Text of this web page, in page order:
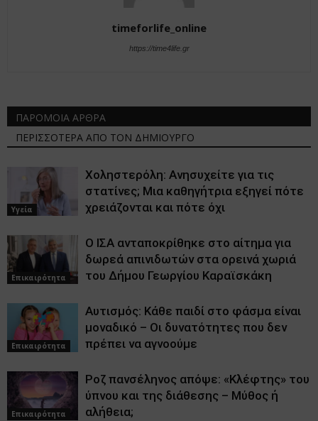
timeforlife_online
https://time4life.gr
ΠΑΡΟΜΟΙΑ ΑΡΘΡΑ
ΠΕΡΙΣΣΟΤΕΡΑ ΑΠΟ ΤΟΝ ΔΗΜΙΟΥΡΓΟ
Υγεία
Χοληστερόλη: Ανησυχείτε για τις
στατίνες; Μια καθηγήτρια εξηγεί πότε
χρειάζονται και πότε όχι
Επικαιρότητα
Ο ΙΣΑ ανταποκρίθηκε στο αίτημα για
δωρεά απινιδωτών στα ορεινά χωριά
του Δήμου Γεωργίου Καραϊσκάκη
Επικαιρότητα
Αυτισμός: Κάθε παιδί στο φάσμα είναι
μοναδικό – Οι δυνατότητες που δεν
πρέπει να αγνοούμε
Επικαιρότητα
Ροζ πανσέληνος απόψε: «Κλέφτης» του
ύπνου και της διάθεσης – Μύθος ή
αλήθεια;